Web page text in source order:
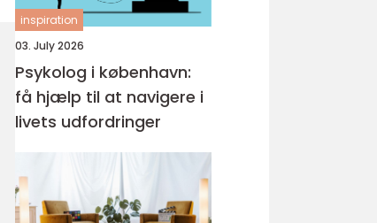
inspiration
03. July 2026
Psykolog i københavn:
få hjælp til at navigere i
livets udfordringer